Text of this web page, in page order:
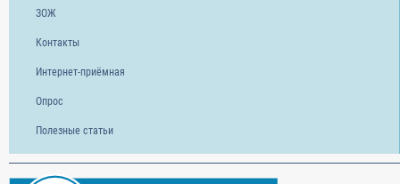
ЗОЖ
Контакты
Интернет-приёмная
Опрос
Полезные статьи